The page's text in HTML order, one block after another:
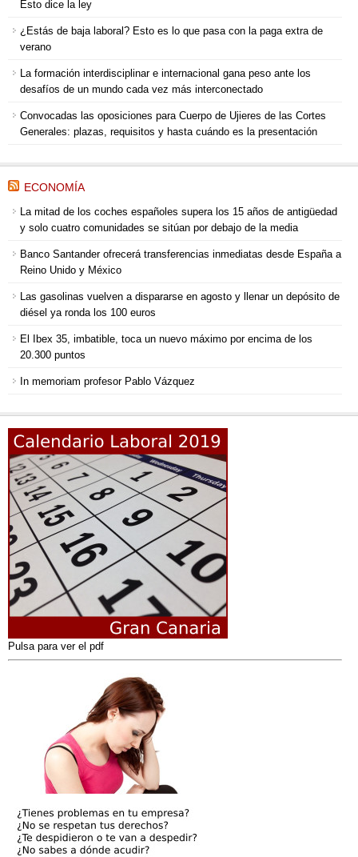
Esto dice la ley
¿Estás de baja laboral? Esto es lo que pasa con la paga extra de
verano
La formación interdisciplinar e internacional gana peso ante los
desafíos de un mundo cada vez más interconectado
Convocadas las oposiciones para Cuerpo de Ujieres de las Cortes
Generales: plazas, requisitos y hasta cuándo es la presentación
ECONOMÍA
La mitad de los coches españoles supera los 15 años de antigüedad
y solo cuatro comunidades se sitúan por debajo de la media
Banco Santander ofrecerá transferencias inmediatas desde España a
Reino Unido y México
Las gasolinas vuelven a dispararse en agosto y llenar un depósito de
diésel ya ronda los 100 euros
El Ibex 35, imbatible, toca un nuevo máximo por encima de los
20.300 puntos
In memoriam profesor Pablo Vázquez
Pulsa para ver el pdf